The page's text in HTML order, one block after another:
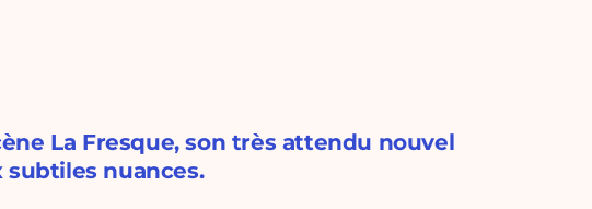
La Fresque, son très attendu nouvel
nuances.